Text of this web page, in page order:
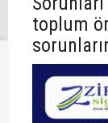
toplum